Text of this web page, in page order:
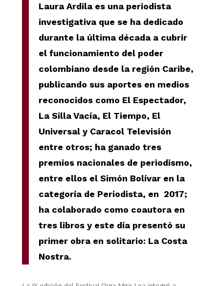
Laura Ardila es una periodista
investigativa que se ha dedicado
durante la última década a cubrir
el funcionamiento del poder
colombiano desde la región Caribe,
publicando sus aportes en medios
reconocidos como El Espectador,
La Silla Vacía, El Tiempo, El
Universal y Caracol Televisión
entre otros; ha ganado tres
premios nacionales de periodismo,
entre ellos el Simón Bolívar en la
categoría de Periodista, en 2017;
ha colaborado como coautora en
tres libros y este día presentó su
primer obra en solitario: La Costa
Nostra.